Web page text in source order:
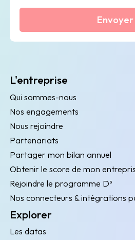
Envoyer
L'entreprise
Qui sommes-nous
Nos engagements
Nous rejoindre
Partenariats
Partager mon bilan annuel
Obtenir le score de mon
Rejoindre le programme D³
Nos connecteurs & intégrations
Explorer
Les datas